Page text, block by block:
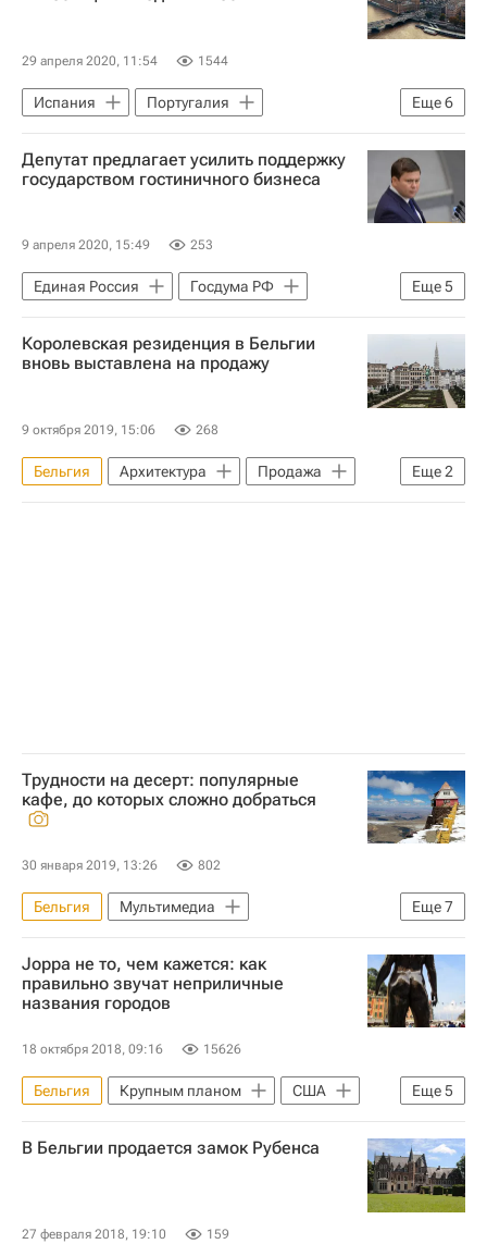
29 апреля 2020, 11:54 1544
Еще6
Испания
Португалия
Инвестиции
Европа
Великобритания
CBRE
Коронавирус в России
Депутат предлагает усилить поддержку
государством гостиничного бизнеса
9 апреля 2020, 15:49 253
Еще5
Единая Россия
Госдума РФ
Сергей Кривоносов
Распространение коронавируса
Коронавирус в России
Королевская резиденция в Бельгии
вновь выставлена на продажу
9 октября 2019, 15:06 268
Еще2
Бельгия Архитектура
Продажа
Сделки
Риелторы
Трудности на десерт: популярные
кафе, до которых сложно добраться
30 января 2019, 13:26 802
Еще7
Бельгия
Мультимедиа
Мультимедиа – РИА Недвижимость
Боливия
Китай
Африка
Исландия
Германия
Joppa не то, чем кажется: как
правильно звучат неприличные
названия городов
18 октября 2018, 09:16 15626
Еще5
Бельгия Крупным планом
США
Новая Зеландия
Дания
Великобритания
Шотландия
В Бельгии продается замок Рубенса
27 февраля 2018, 19:10 159